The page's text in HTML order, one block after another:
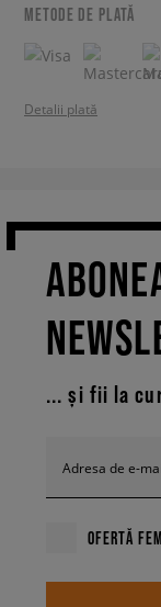
METODE DE PLATĂ
Detalii plată
... și fii la
Adresa de e-
OFERTĂ